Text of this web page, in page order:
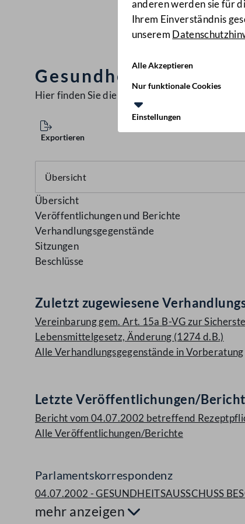
anderen werden sie für
Ihrem Einverständnis
unserem
Alle Akzeptieren
Nur funktionale Cookies
Einstellungen
Gesundheitsausschuss
Hier finden Sie die aktuellen
Exportieren
Übersicht
Veröffentlichungen und Berichte
Verhandlungsgegenstände
Sitzungen
Beschlüsse
Zuletzt zugewiesene
Vereinbarung gem. Art. 15a B-VG zur
Lebensmittelgesetz, Änderung (1274 d.B.)
Alle Verhandlungsgegenstände in Vorberatung
Letzte Veröffentlichungen/
Bericht vom 04.07.2002 betreffend
Alle Veröffentlichungen/Berichte
Parlamentskorrespondenz
04.07.2002 - GESUNDHEITSAUSSCHUSS
mehr anzeigen